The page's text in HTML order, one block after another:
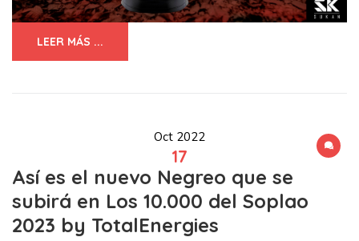
LEER MÁS ...
Oct 2022
17
Así es el nuevo Negreo que se
subirá en Los 10.000 del Soplao
2023 by TotalEnergies